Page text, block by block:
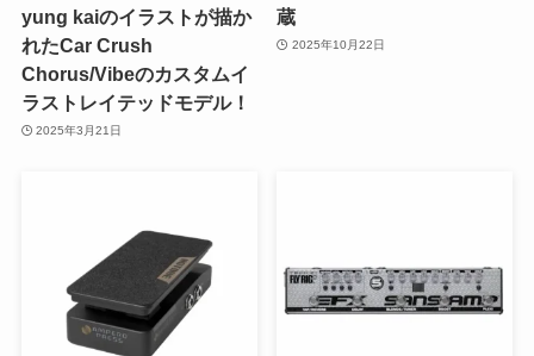
yung kaiのイラストが描か
れたCar Crush
Chorus/Vibeのカスタムイ
ラストレイテッドモデル！
2025年3月21日
蔵
2025年10月22日